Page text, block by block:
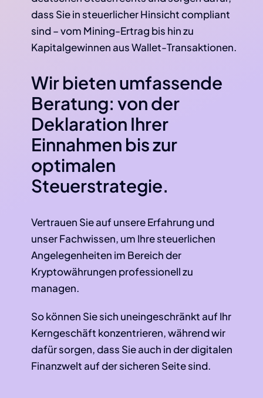
dass Sie in steuerlicher Hinsicht compliant
sind – vom Mining-Ertrag bis hin zu
Kapitalgewinnen aus Wallet-Transaktionen.
Wir bieten umfassende
Beratung: von der
Deklaration Ihrer
Einnahmen bis zur
optimalen
Steuerstrategie.
Vertrauen Sie auf unsere Erfahrung und
unser Fachwissen, um Ihre steuerlichen
Angelegenheiten im Bereich der
Kryptowährungen professionell zu
managen.
So können Sie sich uneingeschränkt auf Ihr
Kerngeschäft konzentrieren, während wir
dafür sorgen, dass Sie auch in der digitalen
Finanzwelt auf der sicheren Seite sind.